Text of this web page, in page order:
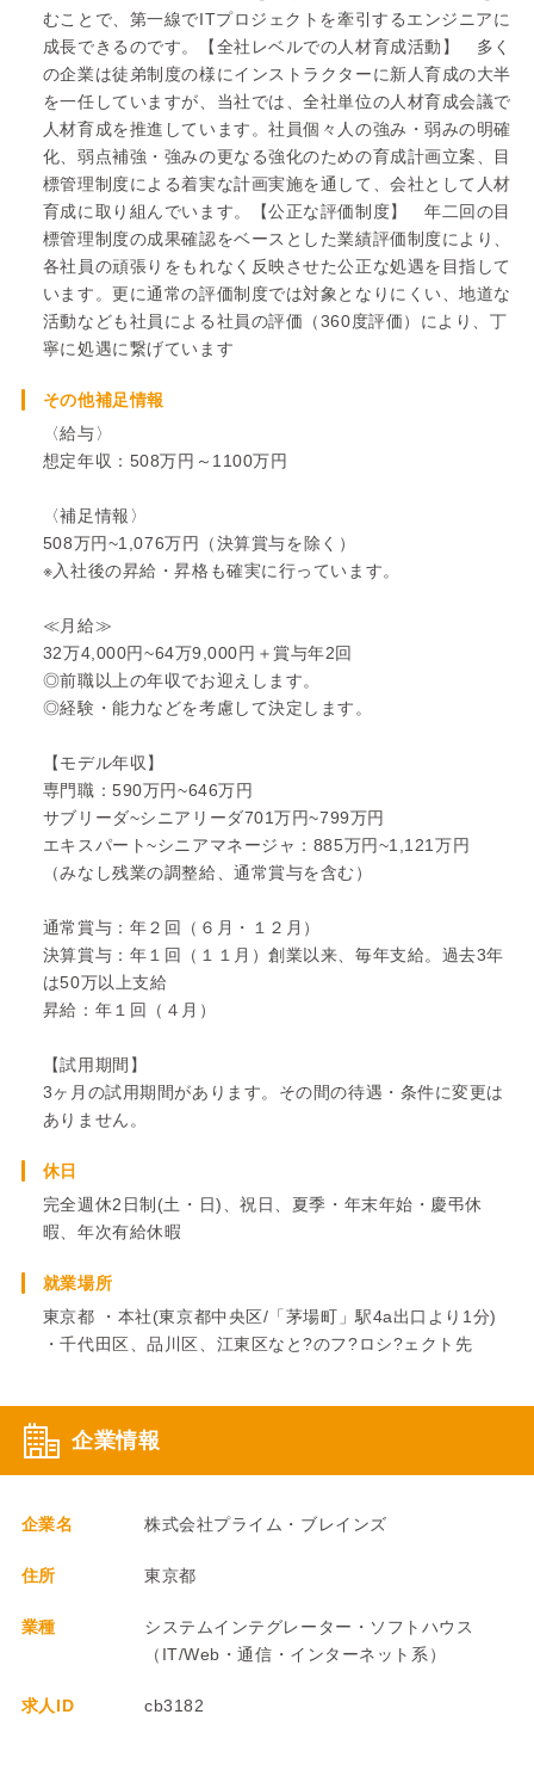
むことで、第一線でITプロジェクトを牽引するエンジニアに
成長できるのです。【全社レベルでの人材育成活動】 多く
の企業は徒弟制度の様にインストラクターに新人育成の大半
を一任していますが、当社では、全社単位の人材育成会議で
人材育成を推進しています。社員個々人の強み・弱みの明確
化、弱点補強・強みの更なる強化のための育成計画立案、目
標管理制度による着実な計画実施を通して、会社として人材
育成に取り組んでいます。【公正な評価制度】 年二回の目
標管理制度の成果確認をベースとした業績評価制度により、
各社員の頑張りをもれなく反映させた公正な処遇を目指して
います。更に通常の評価制度では対象となりにくい、地道な
活動なども社員による社員の評価（360度評価）により、丁
寧に処遇に繋げています
その他補足情報
〈給与〉
想定年収：508万円～1100万円
〈補足情報〉
508万円~1,076万円（決算賞与を除く）
※入社後の昇給・昇格も確実に行っています。
≪月給≫
32万4,000円~64万9,000円＋賞与年2回
◎前職以上の年収でお迎えします。
◎経験・能力などを考慮して決定します。
【モデル年収】
専門職：590万円~646万円
サブリーダ~シニアリーダ701万円~799万円
エキスパート~シニアマネージャ：885万円~1,121万円
（みなし残業の調整給、通常賞与を含む）
通常賞与：年２回（６月・１２月）
決算賞与：年１回（１１月）創業以来、毎年支給。過去3年
は50万以上支給
昇給：年１回（４月）
【試用期間】
3ヶ月の試用期間があります。その間の待遇・条件に変更は
ありません。
休日
完全週休2日制(土・日)、祝日、夏季・年末年始・慶弔休
暇、年次有給休暇
就業場所
東京都 ・本社(東京都中央区/「茅場町」駅4a出口より1分)
・千代田区、品川区、江東区なと?のフ?ロシ?ェクト先
企業情報
企業名 株式会社プライム・ブレインズ
住所 東京都
業種
システムインテグレーター・ソフトハウス
（IT/Web・通信・インターネット系）
求人ID cb3182